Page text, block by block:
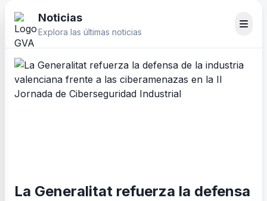
Noticias
Explora las últimas noticias
La Generalitat refuerza la defensa